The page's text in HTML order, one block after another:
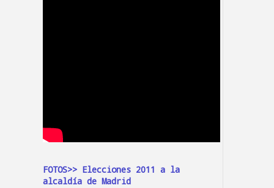
FOTOS>> Elecciones 2011 a la
alcaldía de Madrid